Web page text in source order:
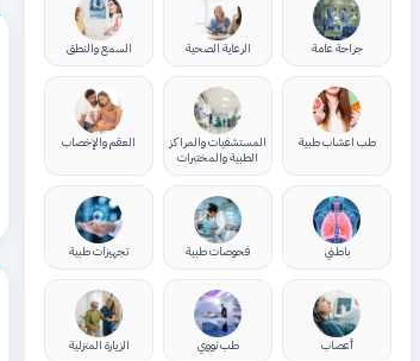
جراحة عامة الرعاية الصحية السمع والنطق
طب اعشاب طبية
المستشفيات والمراكز
الطبية والمختبرات
العقم والإخصاب
باطني فحوصات طبية تجهيزات طبية
أعصاب طب نووي الزيارة المنزلية